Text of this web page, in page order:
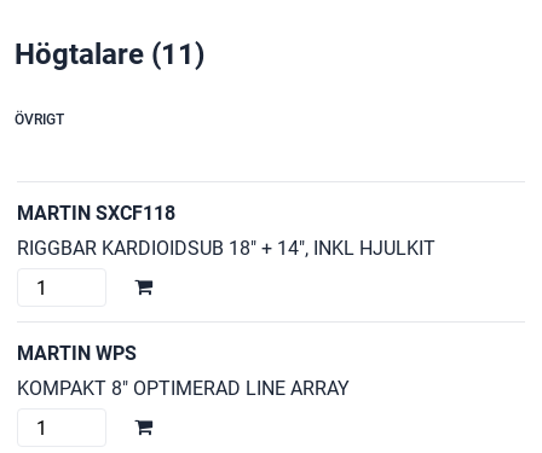
Högtalare (11)
ÖVRIGT
MARTIN SXCF118
RIGGBAR KARDIOIDSUB 18" + 14", INKL HJULKIT
MARTIN
mängd
MARTIN WPS
KOMPAKT 8" OPTIMERAD LINE ARRAY
MARTIN